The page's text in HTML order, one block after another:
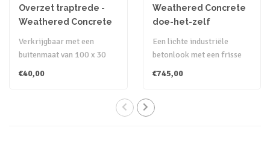
Overzet traptrede -
Weathered Concrete
Verkrijgbaar met een
buitenmaat van 100 x 30
Hiermee kan de g..
€40,00
Weathered Concrete
doe-het-zelf
Een lichte industriële
betonlook met een frisse
met ..
€745,00